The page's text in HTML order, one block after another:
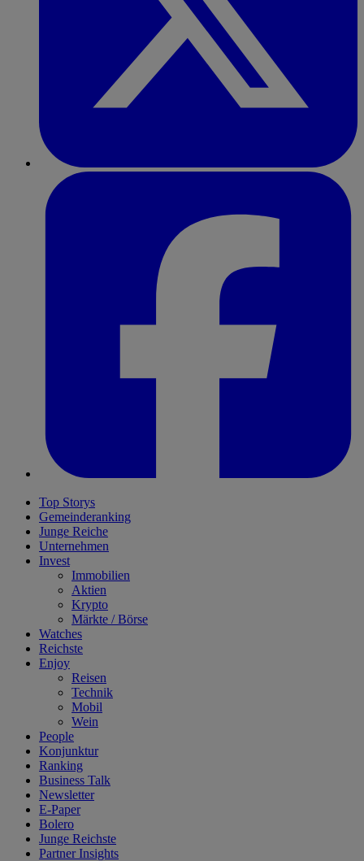
Top Storys
Gemeinderanking
Junge Reiche
Unternehmen
Invest
Immobilien
Aktien
Krypto
Märkte / Börse
Watches
Reichste
Enjoy
Reisen
Technik
Mobil
Wein
People
Konjunktur
Ranking
Business Talk
Newsletter
E-Paper
Bolero
Junge Reichste
Partner Insights